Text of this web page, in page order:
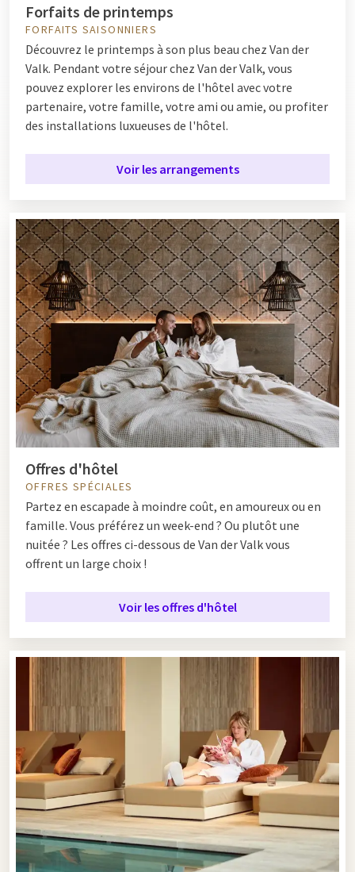
Forfaits de printemps
FORFAITS SAISONNIERS
Découvrez le printemps à son plus beau chez Van der
Valk. Pendant votre séjour chez Van der Valk, vous
pouvez explorer les environs de l'hôtel avec votre
partenaire, votre famille, votre ami ou amie, ou profiter
des installations luxueuses de l'hôtel.
Voir les arrangements
Offres d'hôtel
OFFRES SPÉCIALES
Partez en escapade à moindre coût, en amoureux ou en
famille. Vous préférez un week-end ? Ou plutôt une
nuitée ? Les offres ci-dessous de Van der Valk vous
offrent un large choix !
Voir les offres d'hôtel